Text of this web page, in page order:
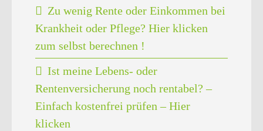
Zu wenig Rente oder Einkommen bei
Krankheit oder Pflege? Hier klicken
zum selbst berechnen !
Ist meine Lebens- oder
Rentenversicherung noch rentabel? –
Einfach kostenfrei prüfen – Hier
klicken